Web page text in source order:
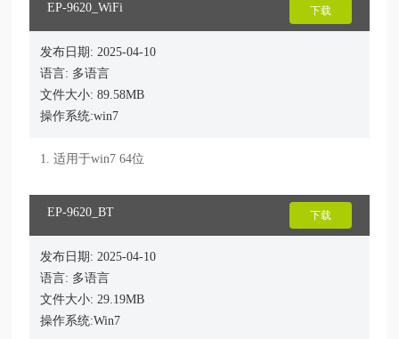
EP-9620_WiFi 下载
发布日期: 2025-04-10
语言: 多语言
文件大小: 89.58MB
操作系统:win7
1. 适用于win7 64位
EP-9620_BT 下载
发布日期: 2025-04-10
语言: 多语言
文件大小: 29.19MB
操作系统:Win7